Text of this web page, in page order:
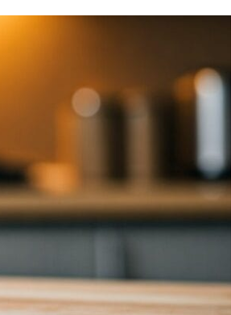
GNIOTKI DLA DZIECI – MAŁA
ZABAWKA, WIELKA POMOC W